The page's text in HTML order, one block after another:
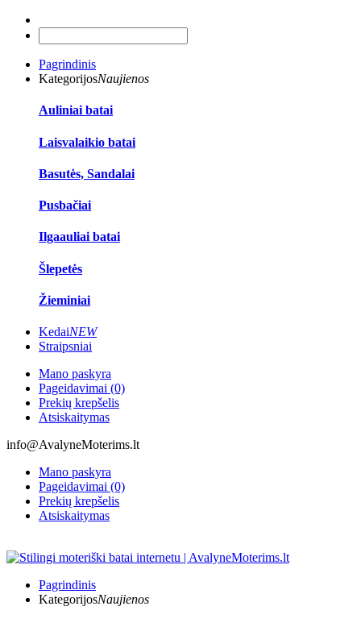
Pagrindinis
KategorijosNaujienos
Auliniai batai
Laisvalaikio batai
Basutės, Sandalai
Pusbačiai
Ilgaauliai batai
Šlepetės
Žieminiai
KedaiNEW
Straipsniai
Mano paskyra
Pageidavimai (0)
Prekių krepšelis
Atsiskaitymas
info@AvalyneMoterims.lt
Mano paskyra
Pageidavimai (0)
Prekių krepšelis
Atsiskaitymas
Pagrindinis
KategorijosNaujienos